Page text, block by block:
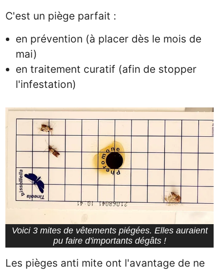
C'est un piège parfait :
en prévention (à placer dès le mois de
mai)
en traitement curatif (afin de stopper
l'infestation)
Voici 3 mites de vêtements piégées. Elles auraient
pu faire d'importants dégâts !
Les pièges anti mite ont l'avantage de ne